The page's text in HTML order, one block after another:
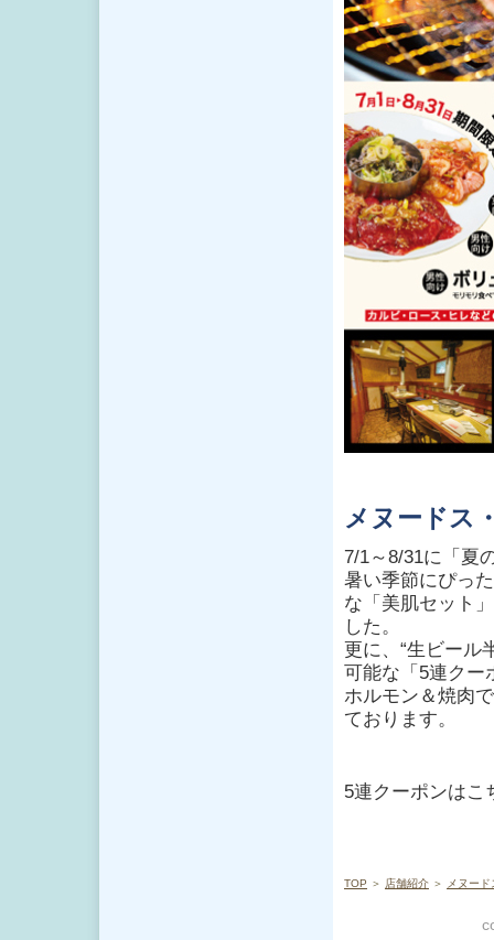
メヌードス
7/1～8/31に「夏
暑い季節にぴっ
な「美肌セット
した。
更に、“生ビール
可能な「5連クー
ホルモン＆焼肉
ております。
5連クーポンは
TOP ＞ 店舗紹介 ＞ メヌー